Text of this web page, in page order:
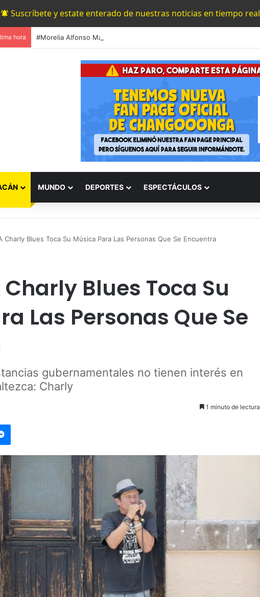
Suscríbete y estate enterado de nuestras noticias en tiempo real
hora
MUNDO DEPORTES ESPECTÁCULOS
Charly Blues Toca Su Música Para Las Personas Que Se Encuentra
Charly Blues Toca Su
Las Personas Que Se
gubernamentales no tienen interés en
Charly
1 minuto de lectura